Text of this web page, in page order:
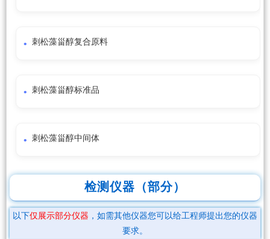
刺松藻甾醇复合原料
刺松藻甾醇标准品
刺松藻甾醇中间体
检测仪器（部分）
以下仅展示部分仪器 ，如需其他仪器您可以给工程师提出您的仪器
要求。